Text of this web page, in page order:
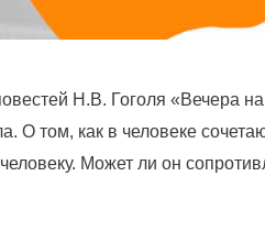
Н.В. Гоголя «Вечера
О том, как в человеке
Может ли он